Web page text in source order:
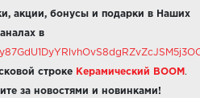
акции, бонусы и подарки в Наших
в
строке Керамический BOOM .
за новостями и новинками!